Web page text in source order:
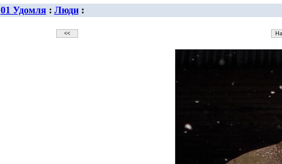
01 Удомля: Люди: